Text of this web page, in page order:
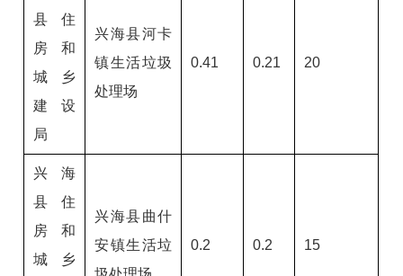
县住
房和
城乡
建设
局
兴海县河卡
镇生活垃圾
处理场
0.41 0.21 20
兴海
县住
房和
城乡
兴海县曲什
安镇生活垃
0.2 0.2 15